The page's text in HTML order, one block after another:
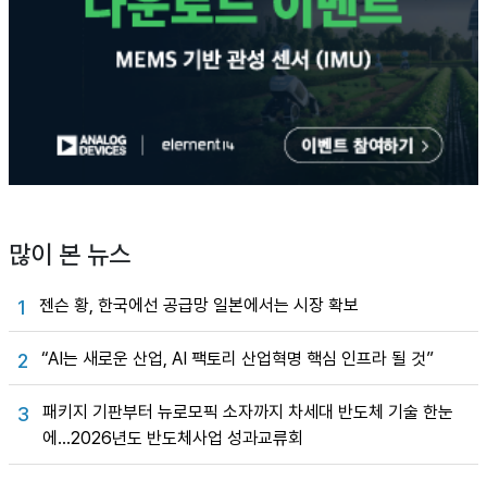
많이 본 뉴스
1 젠슨 황, 한국에선 공급망 일본에서는 시장 확보
2 “AI는 새로운 산업, AI 팩토리 산업혁명 핵심 인프라 될 것”
3
패키지 기판부터 뉴로모픽 소자까지 차세대 반도체 기술 한눈
에…2026년도 반도체사업 성과교류회